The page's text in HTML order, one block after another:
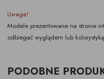
Uwaga!
Modele prezentowane na stronie
odbiegać wyglądem lub
PODOBNE